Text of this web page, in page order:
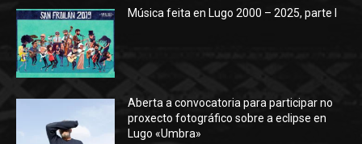
Música feita en Lugo 2000 – 2025, parte I
Aberta a convocatoria para participar no
proxecto fotográfico sobre a eclipse en
Lugo «Umbra»